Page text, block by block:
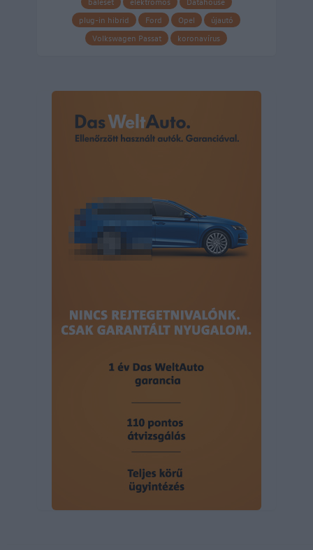
plug-in hibrid
Ford Opel
újautó
Volkswagen Passat
koronavírus